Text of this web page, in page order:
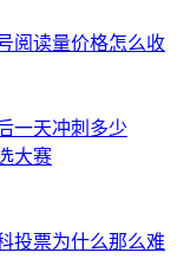
阅读量价格怎么收
一天冲刺多少
大赛
投票为什么那么难